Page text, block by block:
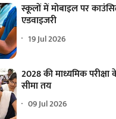
स्कूलों में मोबाइल पर
एडवाइजरी
19 Jul 2026
2028 की माध्यमिक
सीमा तय
09 Jul 2026